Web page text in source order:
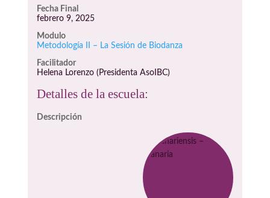
Fecha Final
febrero 9, 2025
Modulo
Metodología II – La Sesión de Biodanza
Facilitador
Helena Lorenzo (Presidenta AsoIBC)
Detalles de la escuela:
Descripción